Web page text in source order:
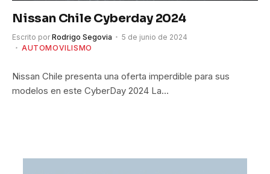
Nissan Chile Cyberday 2024
Escrito por Rodrigo Segovia
5 de junio de 2024
AUTOMOVILISMO
Nissan Chile presenta una oferta imperdible para sus
modelos en este CyberDay 2024 La…